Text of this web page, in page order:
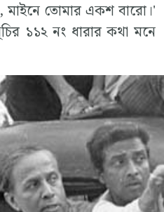
মাইনে তোমার একশ বারো।'
১১২ নং ধারার কথা মনে